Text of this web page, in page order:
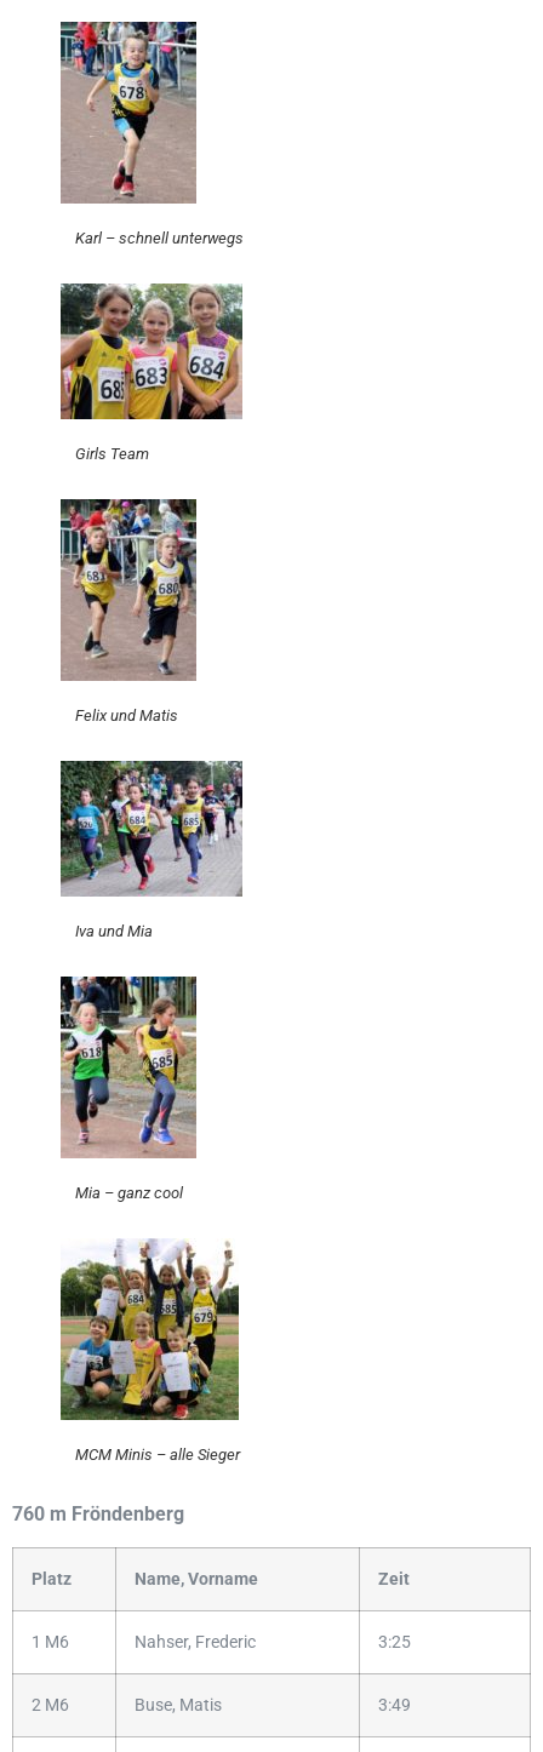
Karl – schnell unterwegs
Girls Team
Felix und Matis
Iva und Mia
Mia – ganz cool
MCM Minis – alle Sieger
760 m Fröndenberg
Platz Name, Vorname Zeit
1 M6 Nahser, Frederic 3:25
2 M6 Buse, Matis 3:49